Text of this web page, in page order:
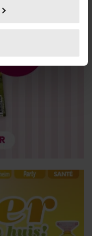
advertenties te
media te bieden
Ook delen we
site met onze
en analyse. Deze
van hun services. U
onze website blijft